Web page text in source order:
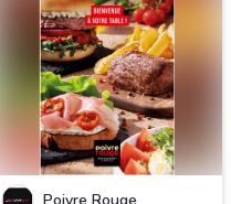
Poivre Rouge